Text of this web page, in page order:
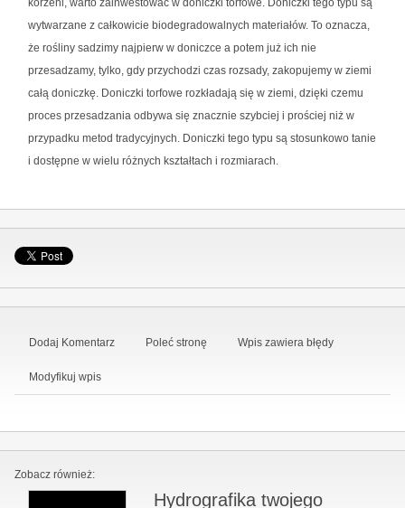
korzeni, warto zainwestować w doniczki torfowe. Doniczki tego typu są
wytwarzane z całkowicie biodegradowalnych materiałów. To oznacza,
że rośliny sadzimy najpierw w doniczce a potem już ich nie
przesadzamy, tylko, gdy przychodzi czas rozsady, zakopujemy w ziemi
całą doniczkę. Doniczki torfowe rozkładają się w ziemi, dzięki czemu
proces przesadzania odbywa się znacznie szybciej i prościej niż w
przypadku metod tradycyjnych. Doniczki tego typu są stosunkowo tanie
i dostępne w wielu różnych kształtach i rozmiarach.
Dodaj Komentarz Poleć stronę Wpis zawiera błędy
Modyfikuj wpis
Zobacz również:
Hydrografika twojego